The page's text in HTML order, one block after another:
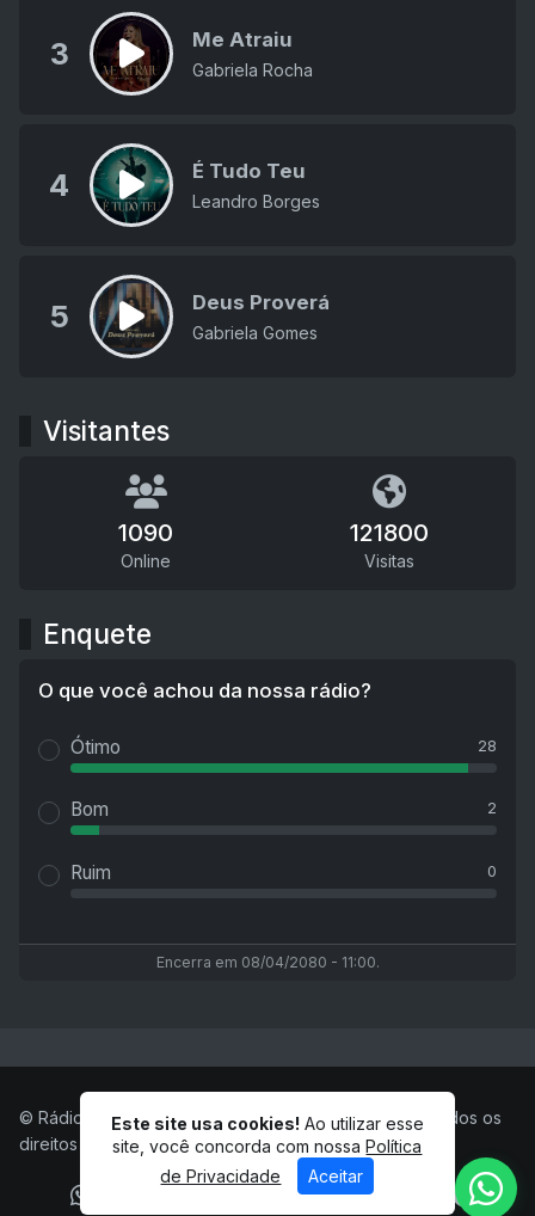
3 Me Atraiu
Gabriela Rocha
4 É Tudo Teu
Leandro Borges
5 Deus Proverá
Gabriela Gomes
Visitantes
1090
Online
121800
Visitas
Enquete
O que você achou da nossa rádio?
Ótimo 28
Bom 2
Ruim 0
Encerra em 08/04/2080 - 11:00.
© Rádio Princesa FM - 98,1 Mhz - Centralina - MG - Todos os
direitos reservados.
Este site usa cookies! Ao utilizar esse
site, você concorda com nossaPolítica
de Privacidade
Aceitar